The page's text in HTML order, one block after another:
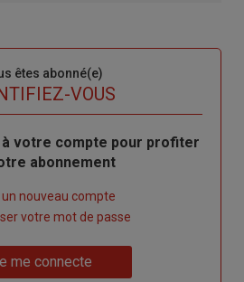
êtes abonné(e)
VOUS
votre compte pour profiter
abonnement
nouveau compte
votre mot de passe
me connecte